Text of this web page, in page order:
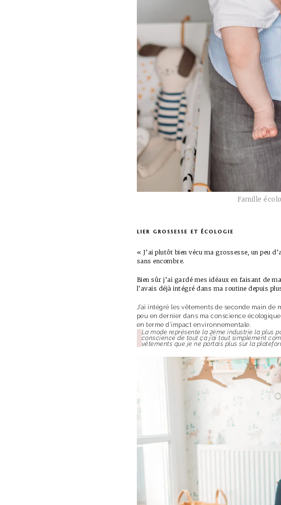
Famille
lier grossesse et écologie
« J’ai plutôt bien vécu ma grossesse, un peu
sans encombre.
Bien sûr j’ai gardé mes idéaux en faisant de
l’avais déjà intégré dans ma routine depuis
J’ai intégré les vêtements de seconde main de
peu en dernier dans ma conscience
en terme d’impact environnementale.
La mode représente la 2ème industrie la plus
conscience de tout ça j’ai tout simplement
vêtements que je ne portais plus sur la